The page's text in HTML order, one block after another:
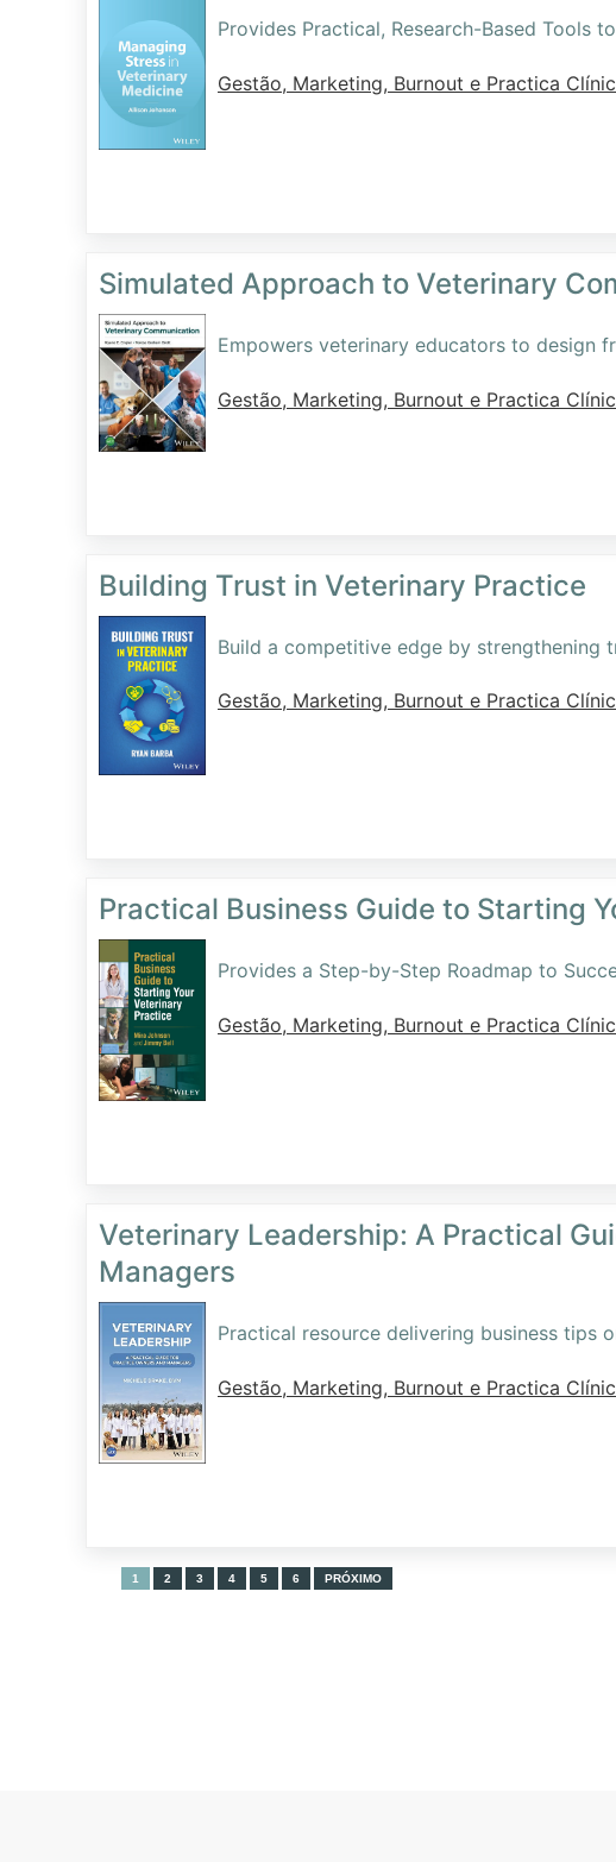
Provides Practical, Research-Based Tools
Gestão, Marketing, Burnout e Practica
Simulated Approach to Veterinary
Empowers veterinary educators to design
Gestão, Marketing, Burnout e Practica
Building Trust in Veterinary Practice
Build a competitive edge by strengthening
Gestão, Marketing, Burnout e Practica
Practical Business Guide to Starting
Provides a Step-by-Step Roadmap to
Gestão, Marketing, Burnout e Practica
Veterinary Leadership: A Practical
Managers
Practical resource delivering business tips
Gestão, Marketing, Burnout e Practica
1 2 3 4 5 6 PRÓXIMO